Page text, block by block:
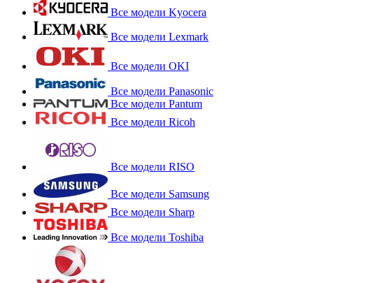
Все модели Kyocera
Все модели Lexmark
Все модели OKI
Все модели Panasonic
Все модели Pantum
Все модели Ricoh
Все модели RISO
Все модели Samsung
Все модели Sharp
Все модели Toshiba